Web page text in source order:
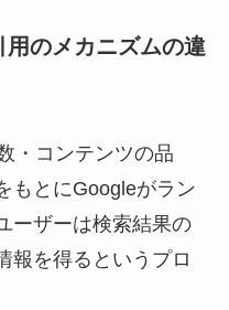
のメカニズムの違
・コンテンツの品
もとにGoogleがラン
ーザーは検索結果の
報を得るというプロ